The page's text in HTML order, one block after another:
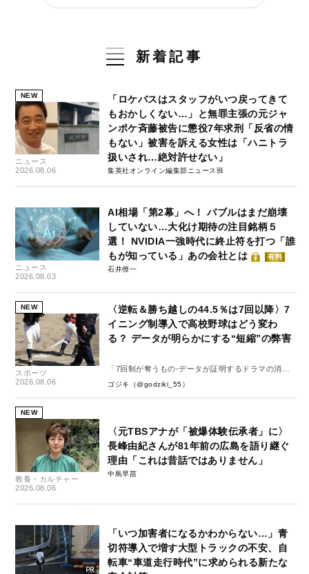
新着記事
NEW
ニュース
2026.08.06
「ロケバスはスタッフがいつ戻ってきて
もおかしくない…」と無罪主張の元ジャ
ンポケ斉藤被告に懲役7年求刑「反省の情
もない」被害を訴える女性は「ハニトラ
扱いされ…絶対許せない」
集英社オンライン編集部ニュース班
ニュース
2026.08.03
AI相場「第2幕」へ！ バブルはまだ崩壊
していない…大化け期待の注目銘柄５
選！ NVIDIA一強時代に終止符を打つ「誰
もが知っている」あの会社とは
有料
石井僚一
NEW
スポーツ
2026.08.06
〈逆転＆勝ち越しの44.5％は7回以降〉7
イニング制導入で高校野球はどう変わ
る？ データが明らかにする“短縮”の弊害
「7回制が奪うもの-データが証明するドラマの消
失-」
ゴジキ（@godziki_55）
NEW
教養・カルチャー
2026.08.06
〈元TBSアナが「被爆体験伝承者」に〉
長峰由紀さんが81年前の広島を語り継ぐ
理由「これは昔話ではありません」
中島早苗
「いつ加害者になるかわからない…」青
切符導入で増す大型トラックの不安、自
転車“車道走行時代”に求められる新たな